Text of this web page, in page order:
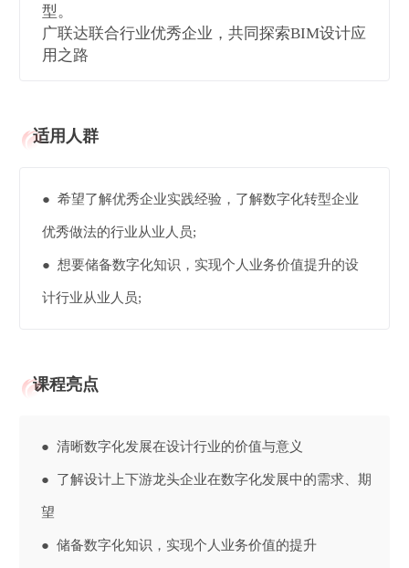
型。
广联达联合行业优秀企业，共同探索BIM设计应
用之路
适用人群
● 希望了解优秀企业实践经验，了解数字化转型企业
优秀做法的行业从业人员;
● 想要储备数字化知识，实现个人业务价值提升的设
计行业从业人员;
课程亮点
● 清晰数字化发展在设计行业的价值与意义
● 了解设计上下游龙头企业在数字化发展中的需求、期
望
● 储备数字化知识，实现个人业务价值的提升